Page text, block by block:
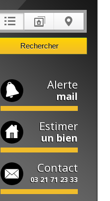
Alerte
mail
Estimer
un bien
Contact
03 21 71 23 33